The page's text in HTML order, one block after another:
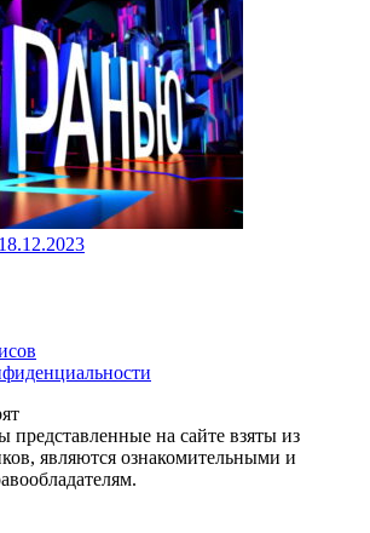
представленные на сайте взяты из
являются ознакомительными и